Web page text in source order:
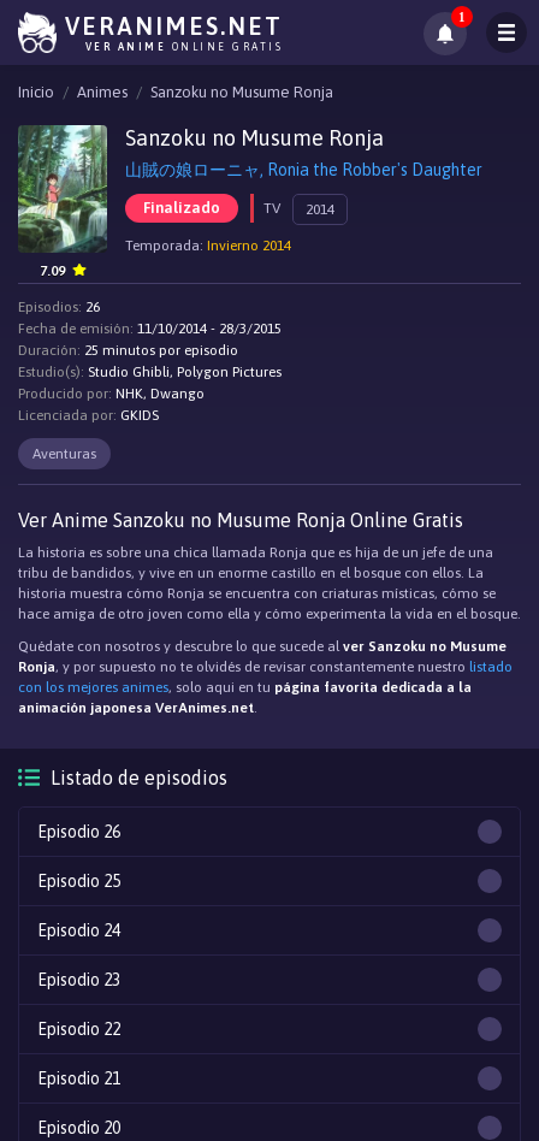
VERANIMES.NET
VER ANIME ONLINE GRATIS
1
Inicio Animes Sanzoku no Musume Ronja
Sanzoku no Musume Ronja
山賊の娘ローニャ, Ronia the Robber's Daughter
Finalizado TV 2014
Temporada: Invierno 2014
7.09
Episodios: 26
Fecha de emisión: 11/10/2014 - 28/3/2015
Duración: 25 minutos por episodio
Estudio(s): Studio Ghibli, Polygon Pictures
Producido por: NHK, Dwango
Licenciada por: GKIDS
Aventuras
Ver Anime Sanzoku no Musume Ronja Online Gratis
La historia es sobre una chica llamada Ronja que es hija de un jefe de una
tribu de bandidos, y vive en un enorme castillo en el bosque con ellos. La
historia muestra cómo Ronja se encuentra con criaturas místicas, cómo se
hace amiga de otro joven como ella y cómo experimenta la vida en el bosque.
Quédate con nosotros y descubre lo que sucede al ver Sanzoku no Musume
Ronja, y por supuesto no te olvidés de revisar constantemente nuestro listado
con los mejores animes, solo aqui en tu página favorita dedicada a la
animación japonesa VerAnimes.net
Listado de episodios
Episodio 26
Episodio 25
Episodio 24
Episodio 23
Episodio 22
Episodio 21
Episodio 20